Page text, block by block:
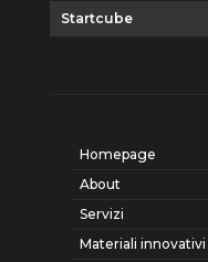
Startcube
Homepage
About
Servizi
Materiali innovativi